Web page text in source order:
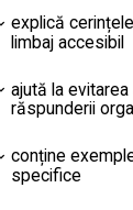
explică
limbaj accesibil
ajută la
răspunderii
conține
specifice